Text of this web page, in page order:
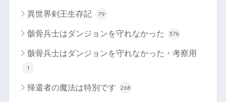
異世界剣王生存記 79
骸骨兵士はダンジョンを守れなかった 376
骸骨兵士はダンジョンを守れなかった・考察用
1
帰還者の魔法は特別です 268